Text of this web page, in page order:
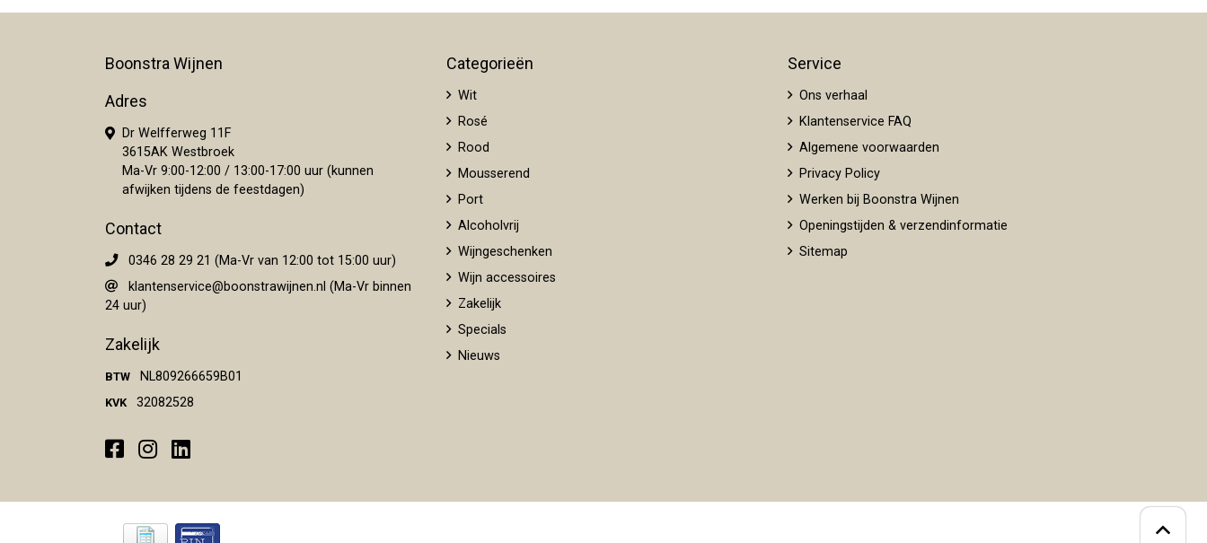
Boonstra Wijnen
Adres
Dr Welfferweg 11F
3615AK Westbroek
Ma-Vr 9:00-12:00 / 13:00-17:00 uur (kunnen
afwijken tijdens de feestdagen)
Contact
0346 28 29 21 (Ma-Vr van 12:00 tot 15:00 uur)
klantenservice@boonstrawijnen.nl (Ma-Vr binnen
24 uur)
Zakelijk
BTW NL809266659B01
KVK 32082528
Facebook
Instagram
LinkedIn
Categorieën
Wit
Rosé
Rood
Mousserend
Port
Alcoholvrij
Wijngeschenken
Wijn accessoires
Zakelijk
Specials
Nieuws
Service
Ons verhaal
Klantenservice FAQ
Algemene voorwaarden
Privacy Policy
Werken bij Boonstra Wijnen
Openingstijden & verzendinformatie
Sitemap